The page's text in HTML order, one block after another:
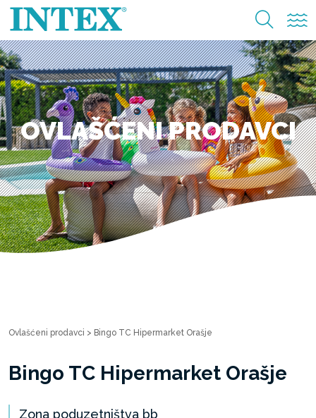
OVLAŠĆENI PRODAVCI
Ovlašćeni prodavci > Bingo TC Hipermarket Orašje
Bingo TC Hipermarket Orašje
Zona poduzetništva bb